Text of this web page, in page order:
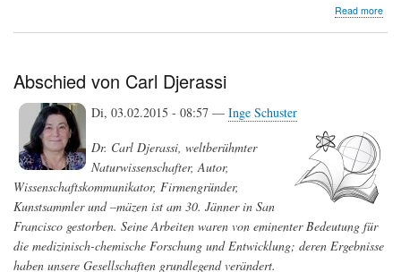
Read more
Abschied von Carl Djerassi
Di, 03.02.2015 - 08:57 — Inge Schuster
Dr. Carl Djerassi, weltberühmter
Naturwissenschafter, Autor,
Wissenschaftskommunikator, Firmengründer,
Kunstsammler und –mäzen ist am 30. Jänner in San
Francisco gestorben. Seine Arbeiten waren von eminenter Bedeutung für
die medizinisch-chemische Forschung und Entwicklung; deren Ergebnisse
haben unsere Gesellschaften grundlegend verändert.